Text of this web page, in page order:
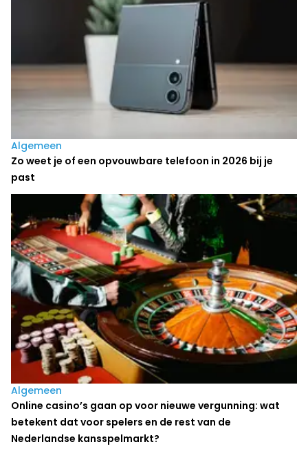
Algemeen
Zo weet je of een opvouwbare telefoon in 2026 bij je
past
Algemeen
Online casino’s gaan op voor nieuwe vergunning: wat
betekent dat voor spelers en de rest van de
Nederlandse kansspelmarkt?